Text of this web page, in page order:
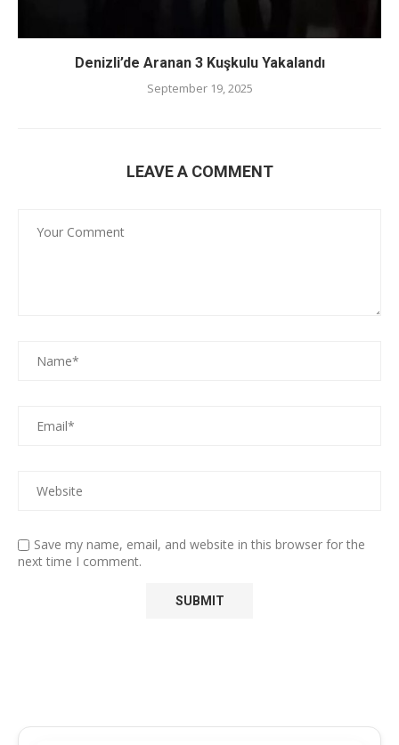
Denizli’de Aranan 3 Kuşkulu Yakalandı
September 19, 2025
LEAVE A COMMENT
Save my name, email, and website in this browser for the
next time I comment.